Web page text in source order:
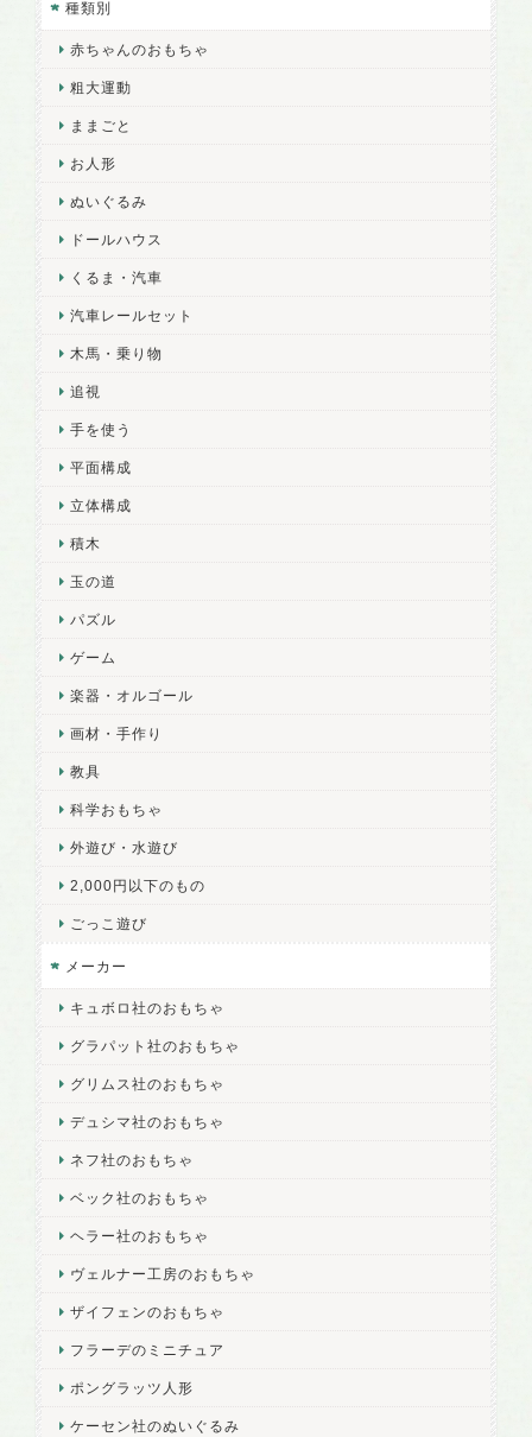
種類別
赤ちゃんのおもちゃ
粗大運動
ままごと
お人形
ぬいぐるみ
ドールハウス
くるま・汽車
汽車レールセット
木馬・乗り物
追視
手を使う
平面構成
立体構成
積木
玉の道
パズル
ゲーム
楽器・オルゴール
画材・手作り
教具
科学おもちゃ
外遊び・水遊び
2,000円以下のもの
ごっこ遊び
メーカー
キュボロ社のおもちゃ
グラパット社のおもちゃ
グリムス社のおもちゃ
デュシマ社のおもちゃ
ネフ社のおもちゃ
ベック社のおもちゃ
ヘラー社のおもちゃ
ヴェルナー工房のおもちゃ
ザイフェンのおもちゃ
フラーデのミニチュア
ポングラッツ人形
ケーセン社のぬいぐるみ